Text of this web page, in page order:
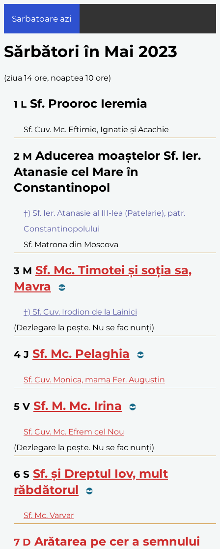
Sarbatoare azi
Sărbători în Mai 2023
(ziua 14 ore, noaptea 10 ore)
1 L Sf. Prooroc Ieremia
Sf. Cuv. Mc. Eftimie, Ignatie și Acachie
2 M Aducerea moaștelor Sf. Ier.
Atanasie cel Mare în
Constantinopol
†) Sf. Ier. Atanasie al III-lea (Patelarie), patr.
Constantinopolului
Sf. Matrona din Moscova
3 M Sf. Mc. Timotei și soția sa,
Mavra
†) Sf. Cuv. Irodion de la Lainici
(Dezlegare la pește. Nu se fac nunți)
4 J Sf. Mc. Pelaghia
Sf. Cuv. Monica, mama Fer. Augustin
5 V Sf. M. Mc. Irina
Sf. Cuv. Mc. Efrem cel Nou
(Dezlegare la pește. Nu se fac nunți)
6 S Sf. și Dreptul Iov, mult
răbdătorul
Sf. Mc. Varvar
7 D Arătarea pe cer a semnului